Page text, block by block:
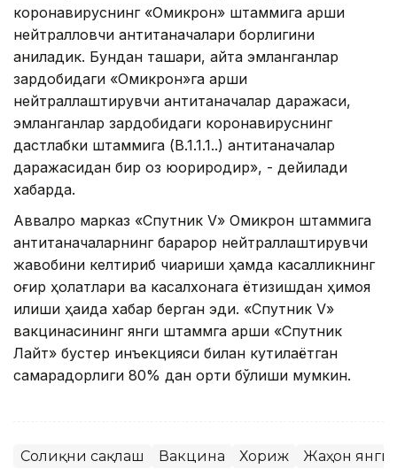
коронавируснинг «Омикрон» штаммига қарши
нейтралловчи антитаначалари борлигини
аниқладик. Бундан ташқари, қайта эмланганлар
зардобидаги «Омикрон»га қарши
нейтраллаштирувчи антитаначалар даражаси,
эмланганлар зардобидаги коронавируснинг
дастлабки штаммига (B.1.1.1..) антитаначалар
даражасидан бир оз юқорироқдир», - дейилади
хабарда.
Аввалроқ марказ «Спутник V» Омикрон штаммига
антитаначаларнинг барқарор нейтраллаштирувчи
жавобини келтириб чиқариши ҳамда касалликнинг
оғир ҳолатлари ва касалхонага ётқизишдан ҳимоя
қилиши ҳақида хабар берган эди. «Спутник V»
вакцинасининг янги штаммга қарши «Спутник
Лайт» бустер инъекцияси билан кутилаётган
самарадорлиги 80% дан ортиқ бўлиши мумкин.
Соғлиқни сақлаш Вакцина Хориж Жаҳон